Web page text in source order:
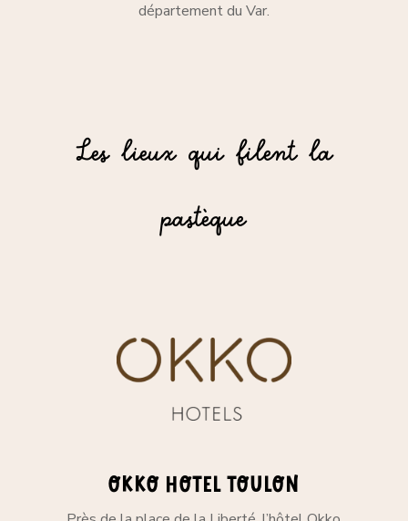
département du Var.
Les lieux qui filent la
pastèque
OKKO HOTEL TOULON